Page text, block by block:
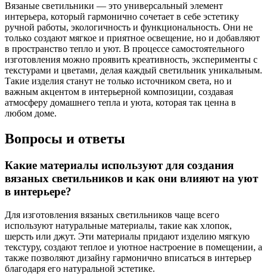
Вязаные светильники — это универсальный элемент
интерьера, который гармонично сочетает в себе эстетику
ручной работы, экологичность и функциональность. Они не
только создают мягкое и приятное освещение, но и добавляют
в пространство тепло и уют. В процессе самостоятельного
изготовления можно проявить креативность, эксперименты с
текстурами и цветами, делая каждый светильник уникальным.
Такие изделия станут не только источником света, но и
важным акцентом в интерьерной композиции, создавая
атмосферу домашнего тепла и уюта, которая так ценна в
любом доме.
Вопросы и ответы
Какие материалы используют для создания
вязаных светильников и как они влияют на уют
в интерьере?
Для изготовления вязаных светильников чаще всего
используют натуральные материалы, такие как хлопок,
шерсть или джут. Эти материалы придают изделию мягкую
текстуру, создают теплое и уютное настроение в помещении, а
также позволяют дизайну гармонично вписаться в интерьер
благодаря его натуральной эстетике.